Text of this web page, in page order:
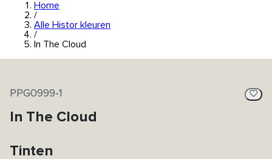
Home
/
Alle Histor kleuren
/
In The Cloud
PPG0999-1
In The Cloud
Tinten